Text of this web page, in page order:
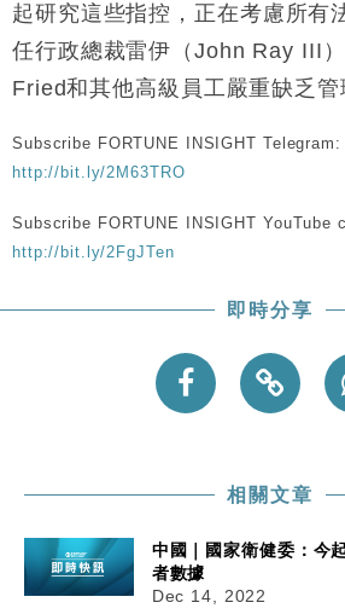
起研究這些指控，正在考慮所有
任行政總裁雷伊（John Ray III
Fried和其他高級員工嚴重缺乏管
Subscribe FORTUNE INSIGHT Telegram:
http://bit.ly/2M63TRO
Subscribe FORTUNE INSIGHT YouTube
http://bit.ly/2FgJTen
即時分享
相關文章
中國｜國家衛健委：今
者數據
Dec 14, 2022